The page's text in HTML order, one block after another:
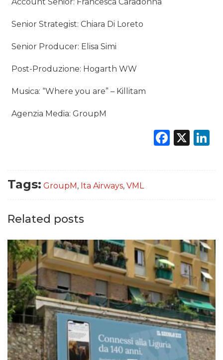
Senior Strategist: Chiara Di Loreto
Senior Producer: Elisa Simi
Post-Produzione: Hogarth WW
Musica: “Where you are” – Killitam
Agenzia Media: GroupM
X
Tags: GroupM , Ita Airways, VML
Related posts